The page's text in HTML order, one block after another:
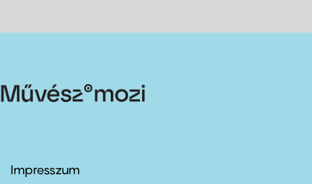
Footer
Impresszum